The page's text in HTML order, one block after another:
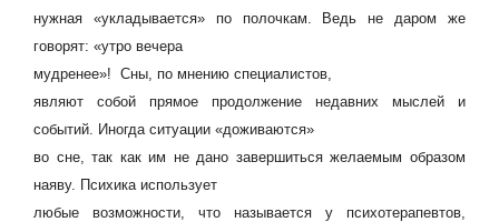
нужная «укладывается» по полочкам. Ведь не даром же
говорят: «утро вечера
мудренее»! Сны, по мнению специалистов,
являют собой прямое продолжение недавних мыслей и
событий. Иногда ситуации «доживаются»
во сне, так как им не дано завершиться желаемым образом
наяву. Психика использует
любые возможности, что называется у психотерапевтов,